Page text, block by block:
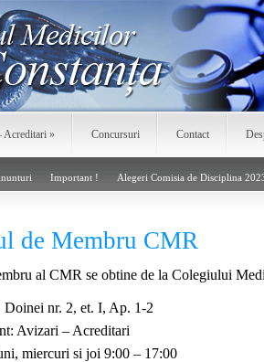
Acreditari » Concursuri Contact
Important ! Alegeri Comisia de Disciplina
de Membru CMR
al CMR se obtine de la Colegiului
Doinei nr. 2, et. I, Ap. 1-2
Avizari – Acreditari
miercuri si joi 9:00 – 17:00